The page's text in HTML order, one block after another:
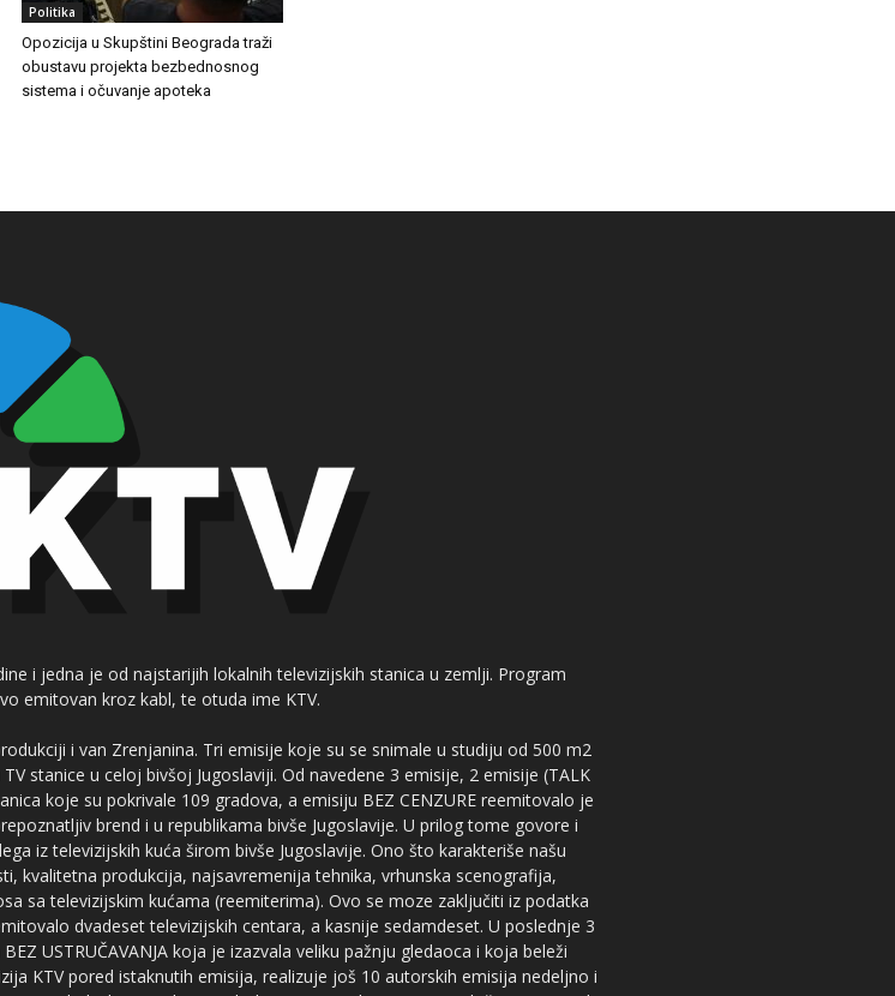
Politika
Opozicija u Skupštini Beograda traži
obustavu projekta bezbednosnog
sistema i očuvanje apoteka
i jedna je od najstarijih lokalnih televizijskih stanica u zemlji. Program
emitovan kroz kabl, te otuda ime KTV.
i van Zrenjanina. Tri emisije koje su se snimale u studiju od 500 m2
stanice u celoj bivšoj Jugoslaviji. Od navedene 3 emisije, 2 emisije (TALK
koje su pokrivale 109 gradova, a emisiju BEZ CENZURE reemitovalo je
brend i u republikama bivše Jugoslavije. U prilog tome govore i
iz televizijskih kuća širom bivše Jugoslavije. Ono što karakteriše našu
kvalitetna produkcija, najsavremenija tehnika, vrhunska scenografija,
sa televizijskim kućama (reemiterima). Ovo se moze zaključiti iz podatka
dvadeset televizijskih centara, a kasnije sedamdeset. U poslednje 3
USTRUČAVANJA koja je izazvala veliku pažnju gledaoca i koja beleži
KTV pored istaknutih emisija, realizuje još 10 autorskih emisija nedeljno i